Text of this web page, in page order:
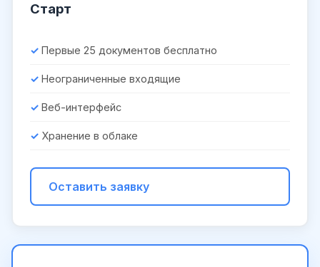
Старт
Первые 25 документов бесплатно
Неограниченные входящие
Веб-интерфейс
Хранение в облаке
Оставить заявку